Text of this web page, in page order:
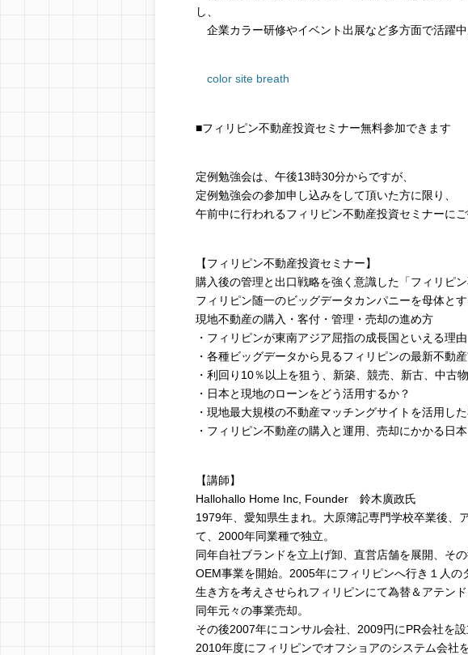
し、
企業カラー研修やイベント出展など多方面で活躍中
color site breath
■フィリピン不動産投資セミナー無料参加できます
定例勉強会は、午後13時30分からですが、
定例勉強会の参加申し込みをして頂いた方に限り、
午前中に行われるフィリピン不動産投資セミナーにご
【フィリピン不動産投資セミナー】
購入後の管理と出口戦略を強く意識した「フィリピ
フィリピン随一のビッグデータカンパニーを母体と
現地不動産の購入・客付・管理・売却の進め方
・フィリピンが東南アジア屈指の成長国といえる理由
・各種ビッグデータから見るフィリピンの最新不動
・利回り10％以上を狙う、新築、競売、新古、中古
・日本と現地のローンをどう活用するか？
・現地最大規模の不動産マッチングサイトを活用し
・フィリピン不動産の購入と運用、売却にかかる日
【講師】
Hallohallo Home Inc, Founder 鈴木廣政氏
1979年、愛知県生まれ。大原簿記専門学校卒業後、
て、2000年同業種で独立。
同年自社ブランドを立上げ卸、直営店舗を展開、そ
OEM事業を開始。2005年にフィリピンへ行き１人の
生き方を考えさせられフィリピンにて為替＆アテンド
同年元々の事業売却。
その後2007年にコンサル会社、2009円にPR会社を設
2010年度にフィリピンでオフショアのシステム会社